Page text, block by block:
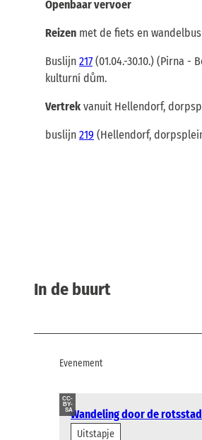
Openbaar vervoer
Reizen met de fiets en wandelbus
Buslijn 217 (01.04.-30.10.) (Pirna
kulturní dům.
Vertrek vanuit Hellendorf,
buslijn 219 (Hellendorf,
In de buurt
Evenement
CC-
BY-
SAWandeling door de
Uitstapje